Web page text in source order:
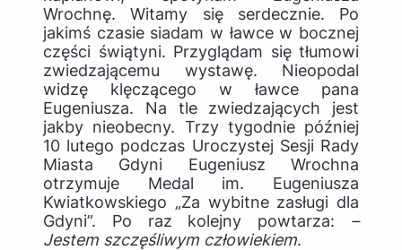
Wrochnę. Witamy się serdecznie. Po
jakimś czasie siadam w ławce w bocznej
części świątyni. Przyglądam się tłumowi
zwiedzającemu wystawę. Nieopodal
widzę klęczącego w ławce pana
Eugeniusza. Na tle zwiedzających jest
jakby nieobecny. Trzy tygodnie później
10 lutego podczas Uroczystej Sesji Rady
Miasta Gdyni Eugeniusz Wrochna
otrzymuje Medal im. Eugeniusza
Kwiatkowskiego „Za wybitne zasługi dla
Gdyni”. Po raz kolejny powtarza: –
Jestem szczęśliwym człowiekiem.